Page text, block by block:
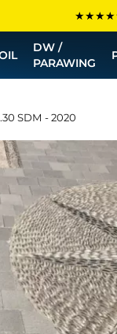
Les plus
💰
DW /
PARAWING
SDM - 2020